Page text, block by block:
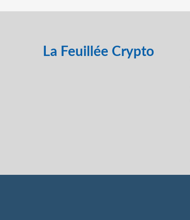
La Feuillée Crypto